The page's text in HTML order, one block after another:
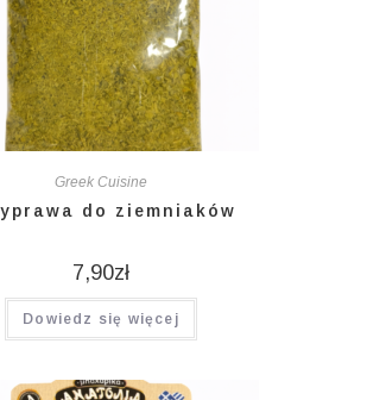
Greek Cuisine
do ziemniaków
7,90zł
Dowiedz się więcej